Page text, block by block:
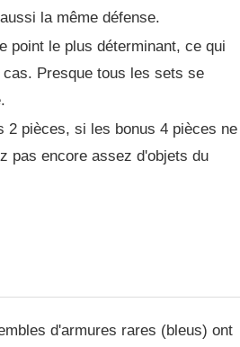
la même défense.
point le plus déterminant, ce qui
Presque tous les sets se
2 pièces, si les bonus 4 pièces ne
pas encore assez d'objets du
d'armures rares (bleus) ont